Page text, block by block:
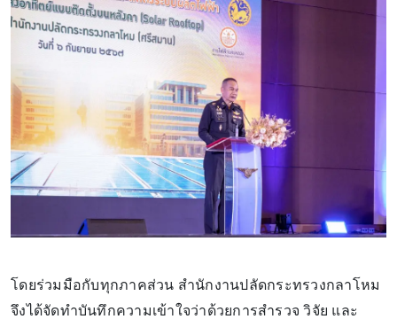
โดยร่วมมือกับทุกภาคส่วน สำนักงานปลัดกระทรวงกลาโหม
จึงได้จัดทำบันทึกความเข้าใจว่าด้วยการสำรวจ วิจัย และ